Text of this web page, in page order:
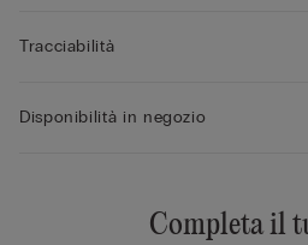
Tracciabilità
Disponibilità in negozio
Completa il